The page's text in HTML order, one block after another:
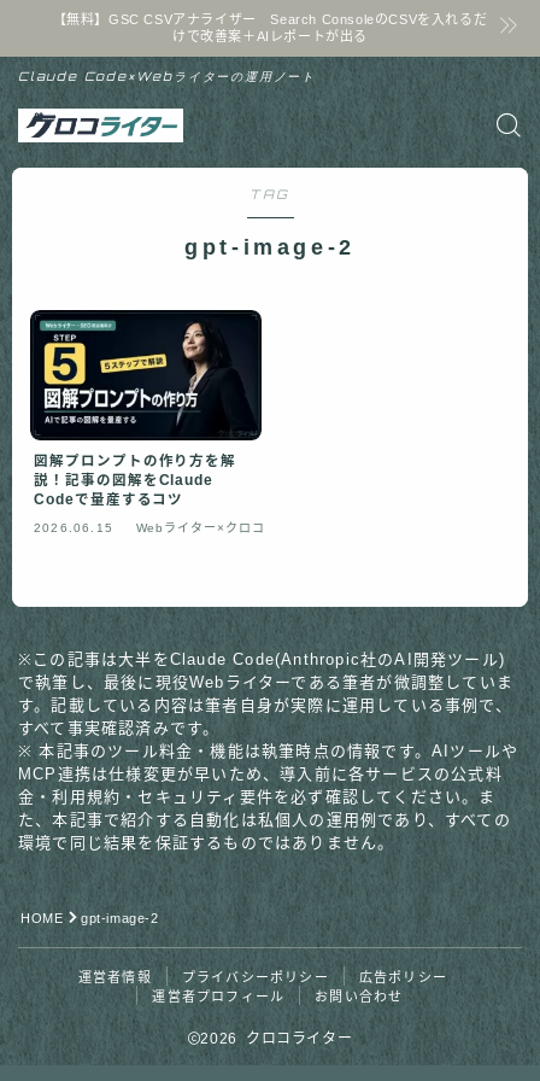
【無料】GSC CSVアナライザー Search ConsoleのCSVを入れるだ
けで改善案＋AIレポートが出る
Claude Code×Webライターの運用ノート
TAG
gpt-image-2
図解プロンプトの作り方を解
説！記事の図解をClaude
Codeで量産するコツ
2026.06.15 Webライター×クロコ
※この記事は大半をClaude Code(Anthropic社のAI開発ツール)
で執筆し、最後に現役Webライターである筆者が微調整していま
す。記載している内容は筆者自身が実際に運用している事例で、
すべて事実確認済みです。
※ 本記事のツール料金・機能は執筆時点の情報です。AIツールや
MCP連携は仕様変更が早いため、導入前に各サービスの公式料
金・利用規約・セキュリティ要件を必ず確認してください。ま
た、本記事で紹介する自動化は私個人の運用例であり、すべての
環境で同じ結果を保証するものではありません。
HOME gpt-image-2
運営者情報 プライバシーポリシー
広告ポリシー
運営者プロフィール
お問い合わせ
2026 クロコライター